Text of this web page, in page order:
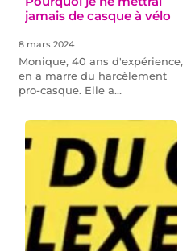
jamais de casque à vélo
8 mars 2024
Monique, 40 ans d'expérience,
en a marre du harcèlement
pro-casque. Elle a…